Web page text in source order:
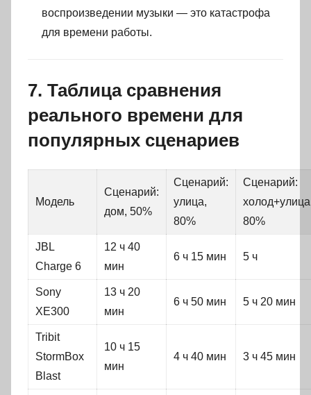
воспроизведении музыки — это катастрофа
для времени работы.
7. Таблица сравнения
реального времени для
популярных сценариев
Модель
Сценарий:
дом, 50%
Сценарий:
улица,
80%
Сценарий:
80%
JBL
Charge 6
12 ч 40
мин
6 ч 15 мин 5 ч
Sony
XE300
13 ч 20
мин
6 ч 50 мин 5 ч 20 мин
Tribit
StormBox
Blast
10 ч 15
мин
4 ч 40 мин 3 ч 45 мин